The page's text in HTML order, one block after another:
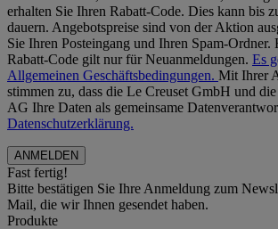
erhalten Sie Ihren Rabatt-Code. Dies kann bis
dauern. Angebotspreise sind von der Aktion
Sie Ihren Posteingang und Ihren Spam-
Rabatt-Code gilt nur für Neuanmeldungen. Es
Allgemeinen Geschäftsbedingungen. Mit Ihrer
stimmen zu, dass die Le Creuset GmbH und
AG Ihre Daten als gemeinsame
Datenschutzerklärung.
Fast fertig!
Bitte bestätigen Sie Ihre Anmeldung zum
Mail, die wir Ihnen gesendet haben.
Produkte